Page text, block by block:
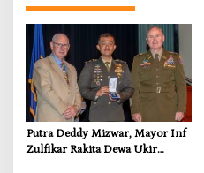
Putra Deddy Mizwar, Mayor Inf
Zulfikar Rakita Dewa Ukir